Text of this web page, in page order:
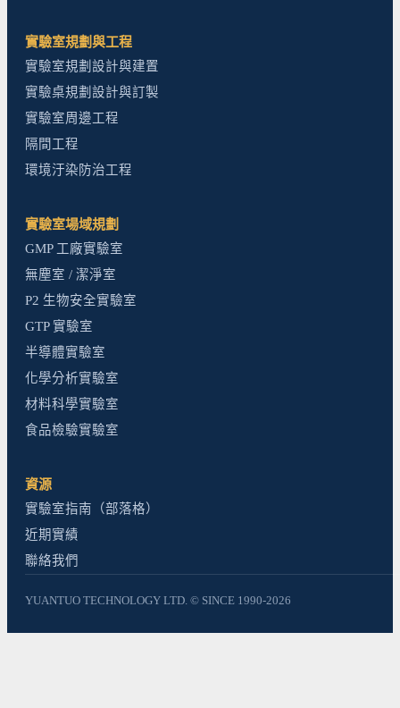
實驗室規劃與工程
實驗室規劃設計與建置
實驗桌規劃設計與訂製
實驗室周邊工程
隔間工程
環境汙染防治工程
實驗室場域規劃
GMP 工廠實驗室
無塵室 / 潔淨室
P2 生物安全實驗室
GTP 實驗室
半導體實驗室
化學分析實驗室
材料科學實驗室
食品檢驗實驗室
資源
實驗室指南（部落格）
近期實績
聯絡我們
YUANTUO TECHNOLOGY LTD. © SINCE 1990-2026